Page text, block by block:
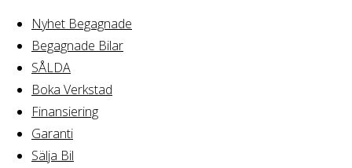
Nyhet Begagnade
Begagnade Bilar
SÅLDA
Boka Verkstad
Finansiering
Garanti
Sälja Bil
Hem SÅLDA
Prolin